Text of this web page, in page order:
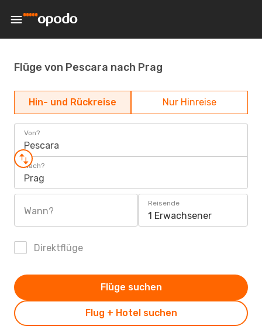
Flüge von Pescara nach Prag
Hin- und Rückreise Nur Hinreise
Von?
Pescara
Nach?
Prag
Wann?
Reisende
1 Erwachsener
Direktflüge
Flug + Hotel suchen
Flüge suchen